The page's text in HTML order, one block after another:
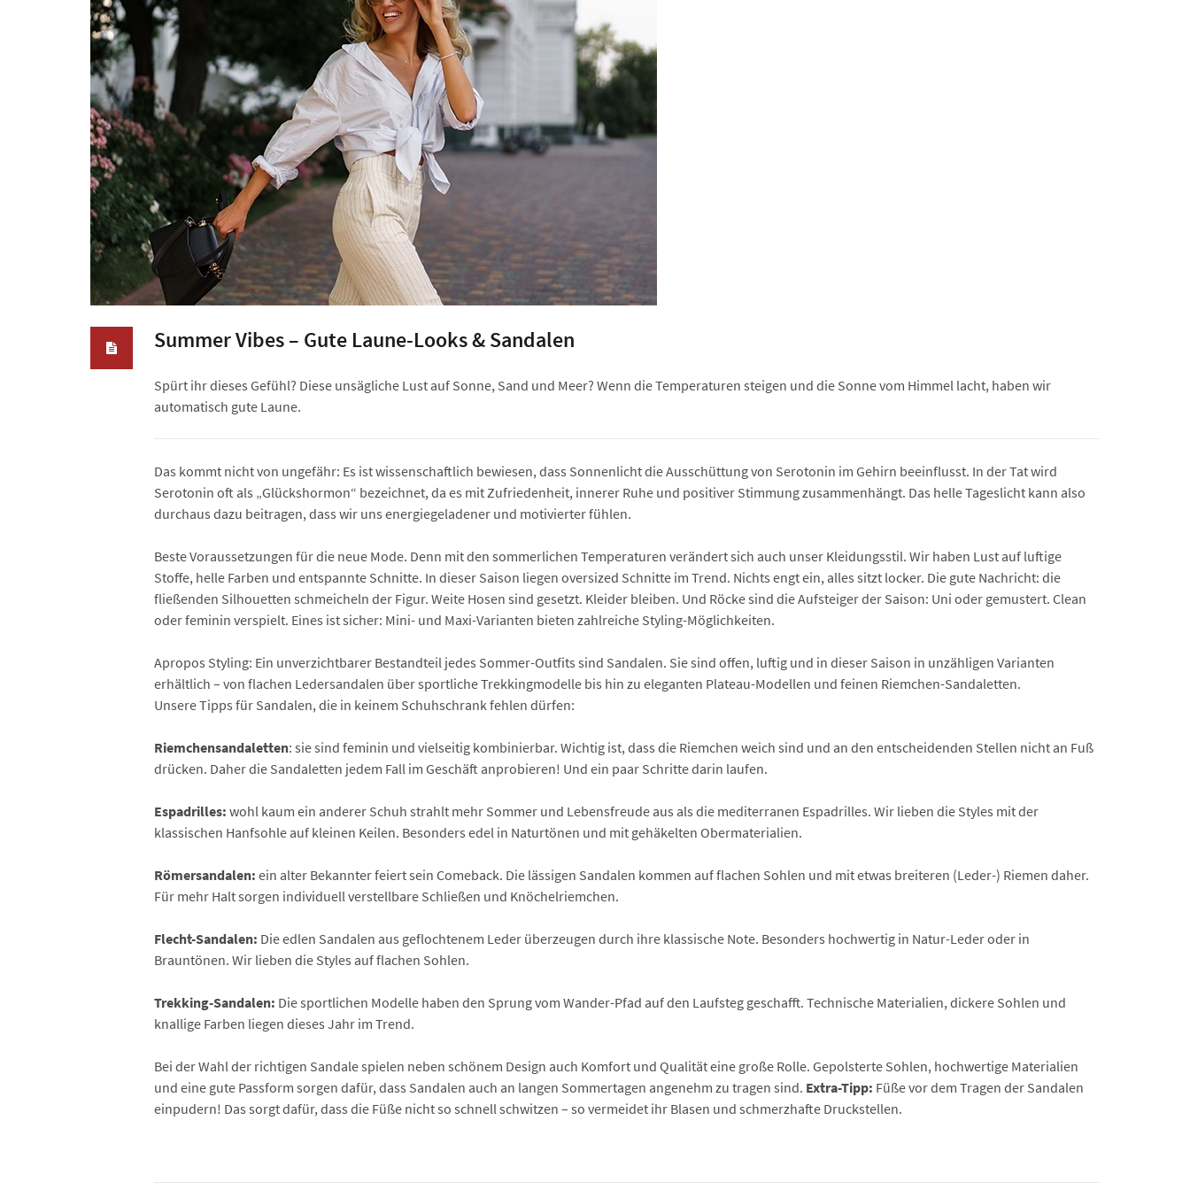
Summer Vibes – Gute Laune-Looks & Sandalen
Spürt ihr dieses Gefühl? Diese unsägliche Lust auf Sonne, Sand und Meer? Wenn die Temperaturen steigen und die Sonne vom Himmel lacht, haben wir
automatisch gute Laune.
Das kommt nicht von ungefähr: Es ist wissenschaftlich bewiesen, dass Sonnenlicht die Ausschüttung von Serotonin im Gehirn beeinflusst. In der Tat wird
Serotonin oft als „Glückshormon“ bezeichnet, da es mit Zufriedenheit, innerer Ruhe und positiver Stimmung zusammenhängt. Das helle Tageslicht kann also
durchaus dazu beitragen, dass wir uns energiegeladener und motivierter fühlen.
Beste Voraussetzungen für die neue Mode. Denn mit den sommerlichen Temperaturen verändert sich auch unser Kleidungsstil. Wir haben Lust auf luftige
Stoffe, helle Farben und entspannte Schnitte. In dieser Saison liegen oversized Schnitte im Trend. Nichts engt ein, alles sitzt locker. Die gute Nachricht: die
fließenden Silhouetten schmeicheln der Figur. Weite Hosen sind gesetzt. Kleider bleiben. Und Röcke sind die Aufsteiger der Saison: Uni oder gemustert. Clean
oder feminin verspielt. Eines ist sicher: Mini- und Maxi-Varianten bieten zahlreiche Styling-Möglichkeiten.
Apropos Styling: Ein unverzichtbarer Bestandteil jedes Sommer-Outfits sind Sandalen. Sie sind offen, luftig und in dieser Saison in unzähligen Varianten
erhältlich – von flachen Ledersandalen über sportliche Trekkingmodelle bis hin zu eleganten Plateau-Modellen und feinen Riemchen-Sandaletten.
Unsere Tipps für Sandalen, die in keinem Schuhschrank fehlen dürfen:
Riemchensandaletten: sie sind feminin und vielseitig kombinierbar. Wichtig ist, dass die Riemchen weich sind und an den entscheidenden Stellen nicht an Fuß
drücken. Daher die Sandaletten jedem Fall im Geschäft anprobieren! Und ein paar Schritte darin laufen.
Espadrilles: wohl kaum ein anderer Schuh strahlt mehr Sommer und Lebensfreude aus als die mediterranen Espadrilles. Wir lieben die Styles mit der
klassischen Hanfsohle auf kleinen Keilen. Besonders edel in Naturtönen und mit gehäkelten Obermaterialien.
Römersandalen: ein alter Bekannter feiert sein Comeback. Die lässigen Sandalen kommen auf flachen Sohlen und mit etwas breiteren (Leder-) Riemen daher.
Für mehr Halt sorgen individuell verstellbare Schließen und Knöchelriemchen.
Flecht-Sandalen: Die edlen Sandalen aus geflochtenem Leder überzeugen durch ihre klassische Note. Besonders hochwertig in Natur-Leder oder in
Brauntönen. Wir lieben die Styles auf flachen Sohlen.
Trekking-Sandalen: Die sportlichen Modelle haben den Sprung vom Wander-Pfad auf den Laufsteg geschafft. Technische Materialien, dickere Sohlen und
knallige Farben liegen dieses Jahr im Trend.
Bei der Wahl der richtigen Sandale spielen neben schönem Design auch Komfort und Qualität eine große Rolle. Gepolsterte Sohlen, hochwertige Materialien
und eine gute Passform sorgen dafür, dass Sandalen auch an langen Sommertagen angenehm zu tragen sind. Extra-Tipp: Füße vor dem Tragen der Sandalen
einpudern! Das sorgt dafür, dass die Füße nicht so schnell schwitzen – so vermeidet ihr Blasen und schmerzhafte Druckstellen.